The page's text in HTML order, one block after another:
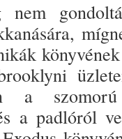
nem
a
a padlóról